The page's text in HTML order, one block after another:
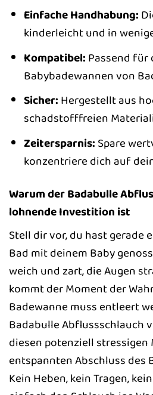
Einfache Handhabung:
kinderleicht und in
Kompatibel: Passend für
Babybadewannen von
Sicher: Hergestellt aus
schadstofffreien
Zeitersparnis: Spare
konzentriere dich auf
Warum der Badabulle
lohnende Investition ist
Stell dir vor, du hast gerade
Bad mit deinem Baby
weich und zart, die Augen
kommt der Moment der
Badewanne muss entleert
Badabulle Abflussschlauch
diesen potenziell stressigen
entspannten Abschluss des
Kein Heben, kein Tragen,